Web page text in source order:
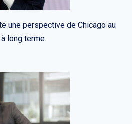
une perspective de Chicago au
long terme